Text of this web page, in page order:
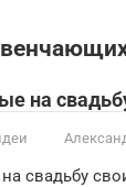
на
свадьбу